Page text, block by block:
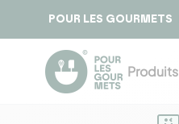
POUR LES GOURMETS
Produits